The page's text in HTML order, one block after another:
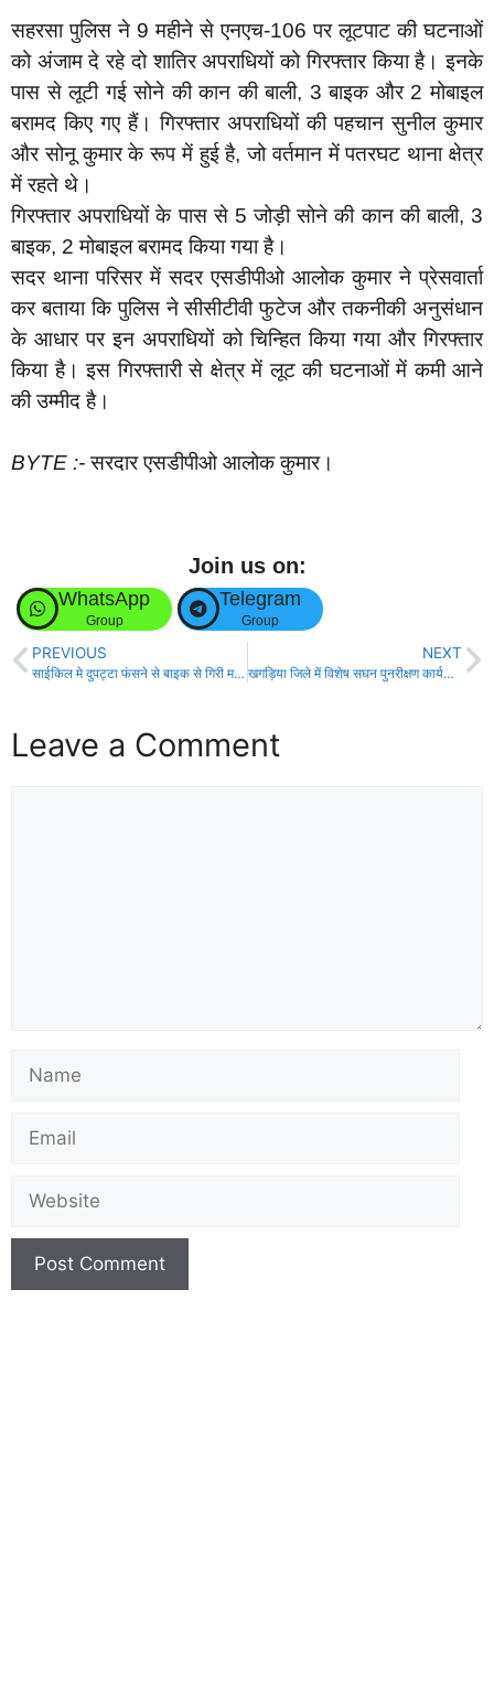
सहरसा पुलिस ने 9 महीने से एनएच-106 पर लूटपाट की घटनाओं
को अंजाम दे रहे दो शातिर अपराधियों को गिरफ्तार किया है। इनके
पास से लूटी गई सोने की कान की बाली, 3 बाइक और 2 मोबाइल
बरामद किए गए हैं। गिरफ्तार अपराधियों की पहचान सुनील कुमार
और सोनू कुमार के रूप में हुई है, जो वर्तमान में पतरघट थाना क्षेत्र
में रहते थे।
गिरफ्तार अपराधियों के पास से 5 जोड़ी सोने की कान की बाली, 3
बाइक, 2 मोबाइल बरामद किया गया है।
सदर थाना परिसर में सदर एसडीपीओ आलोक कुमार ने प्रेसवार्ता
कर बताया कि पुलिस ने सीसीटीवी फुटेज और तकनीकी अनुसंधान
के आधार पर इन अपराधियों को चिन्हित किया गया और गिरफ्तार
किया है। इस गिरफ्तारी से क्षेत्र में लूट की घटनाओं में कमी आने
की उम्मीद है।
BYTE :-सरदार एसडीपीओ आलोक कुमार।
Join us on:
WhatsApp
Group
Telegram
Group
PREVIOUS
साईकिल मे दुपट्टा फंसने से बाइक से गिरी महिला, मौत!
NEXT
खगड़िया जिले में विशेष सघन पुनरीक्षण कार्यक्रम की शुरुआत, बीडीओ ने बीएलओ को किया निर्देशित!
Leave a Comment